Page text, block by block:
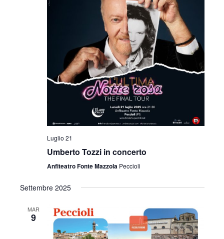
Luglio 21
Umberto Tozzi in concerto
Anfiteatro Fonte Mazzola Peccioli
Settembre 2025
MAR
9